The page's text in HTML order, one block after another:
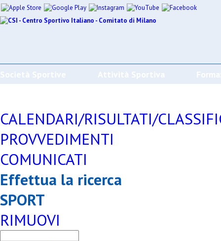
Società Sportive Attività Sportiva
CALENDARI/RISULTATI/
PROVVEDIMENTI
COMUNICATI
Effettua la ricerca
SPORT
RIMUOVI